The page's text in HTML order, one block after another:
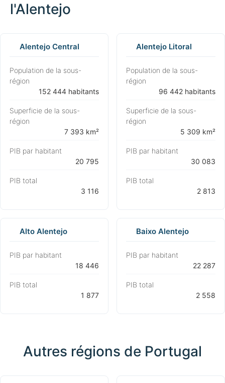
l'Alentejo
Alentejo Central
Population de la sous-
région
⁨152 444 habitants⁩
Superficie de la sous-
région
⁨7 393 km²⁩
PIB par habitant
⁨20 795⁩
PIB total
⁨3 116⁩
Alentejo Litoral
Population de la sous-
région
⁨96 442 habitants⁩
Superficie de la sous-
région
⁨5 309 km²⁩
PIB par habitant
⁨30 083⁩
PIB total
⁨2 813⁩
Alto Alentejo
PIB par habitant
⁨18 446⁩
PIB total
⁨1 877⁩
Baixo Alentejo
PIB par habitant
⁨22 287⁩
PIB total
⁨2 558⁩
Autres régions de Portugal